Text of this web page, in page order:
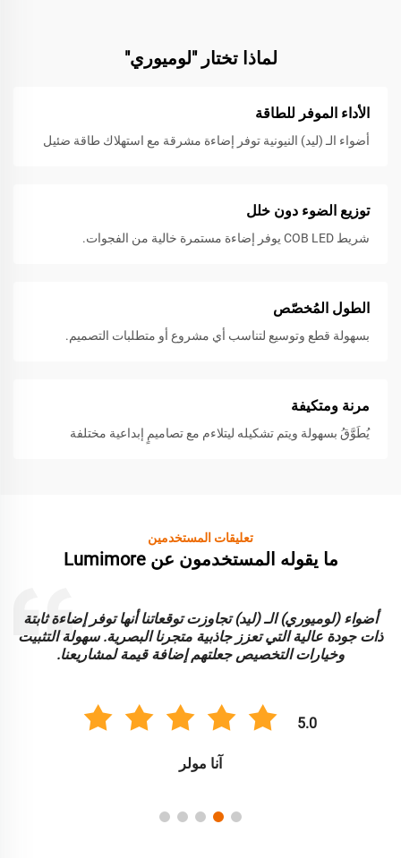
لماذا تختار "لوميوري"
الأداء الموفر للطاقة
أضواء الـ (ليد) النيونية توفر إضاءة مشرقة مع استهلاك طاقة ضئيل
توزيع الضوء دون خلل
شريط COB LED يوفر إضاءة مستمرة خالية من الفجوات.
الطول المُخصّص
بسهولة قطع وتوسيع لتناسب أي مشروع أو متطلبات التصميم.
مرنة ومتكيفة
يُطَوَّقُ بسهولة ويتم تشكيله ليتلاءم مع تصاميمٍ إبداعية مختلفة
تعليقات المستخدمين
ما يقوله المستخدمون عن Lumimore
أضواء (لوميوري) الـ (ليد) تجاوزت توقعاتنا أنها توفر إضاءة ثابتة
ذات جودة عالية التي تعزز جاذبية متجرنا البصرية. سهولة التثبيت
وخيارات التخصيص جعلتهم إضافة قيمة لمشاريعنا.
5.0
آنا مولر